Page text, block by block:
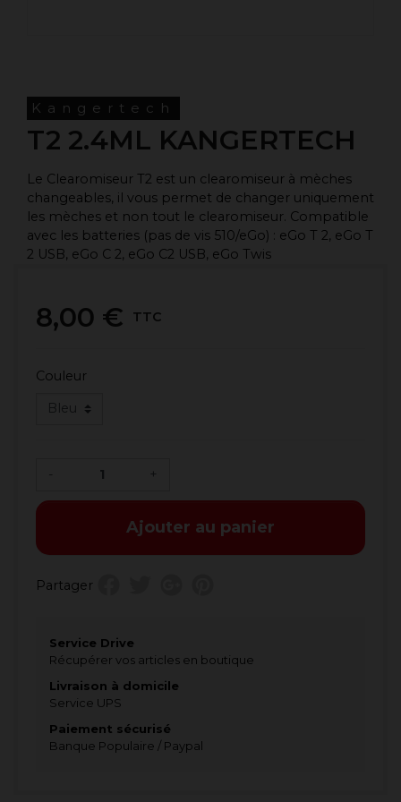
Kangertech
T2 2.4ML KANGERTECH
Le Clearomiseur T2 est un clearomiseur à mèches
changeables, il vous permet de changer uniquement
les mèches et non tout le clearomiseur. Compatible
avec les batteries (pas de vis 510/eGo) : eGo T 2, eGo T
2 USB, eGo C 2, eGo C2 USB, eGo Twis
8,00 € TTC
Couleur
- +
Ajouter au panier
Partager
Service Drive
Récupérer vos articles en boutique
Livraison à domicile
Service UPS
Paiement sécurisé
Banque Populaire / Paypal